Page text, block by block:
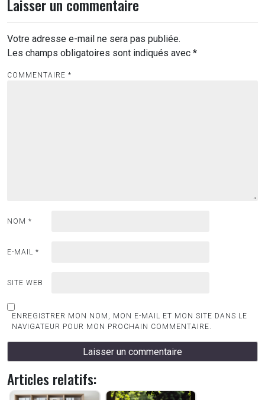
Laisser un commentaire
Votre adresse e-mail ne sera pas publiée.
Les champs obligatoires sont indiqués avec *
COMMENTAIRE *
NOM *
E-MAIL *
SITE WEB
ENREGISTRER MON NOM, MON E-MAIL ET MON SITE DANS LE
NAVIGATEUR POUR MON PROCHAIN COMMENTAIRE.
Articles relatifs: